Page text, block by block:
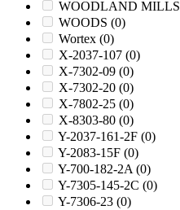
WOODLAND MILLS
WOODS (0)
Wortex (0)
X-2037-107 (0)
X-7302-09 (0)
X-7302-20 (0)
X-7802-25 (0)
X-8303-80 (0)
Y-2037-161-2F (0)
Y-2083-15F (0)
Y-700-182-2A(0)
Y-7305-145-2C (0)
Y-7306-23 (0)